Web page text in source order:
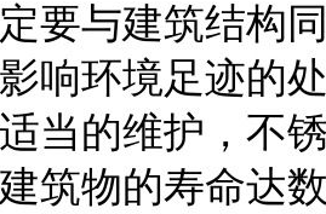
要与建筑结构
响环境足迹的
当的维护，不
筑物的寿命达